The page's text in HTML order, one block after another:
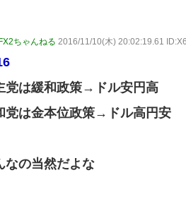
FX2ちゃんねる 2016/11/10(木) 20:02:19.61
党は緩和政策→ドル安円高
党は金本位政策→ドル高円安
なの当然だよな